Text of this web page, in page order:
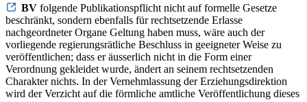
BV folgende Publikationspflicht nicht auf formelle Gesetze
beschränkt, sondern ebenfalls für rechtsetzende Erlasse
nachgeordneter Organe Geltung haben muss, wäre auch der
vorliegende regierungsrätliche Beschluss in geeigneter Weise zu
veröffentlichen; dass er äusserlich nicht in die Form einer
Verordnung gekleidet wurde, ändert an seinem rechtsetzenden
Charakter nichts. In der Vernehmlassung der Erziehungsdirektion
wird der Verzicht auf die förmliche amtliche Veröffentlichung dieses